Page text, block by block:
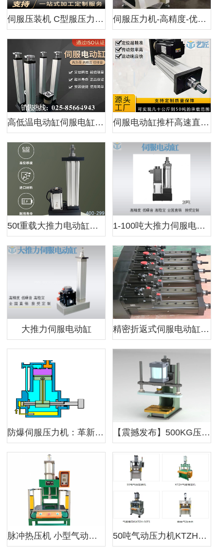
伺服压装机 C型服压力机 高精密压装 支持定制 伺服压力机-高精度-优势和优点
高低温电动缸伺服电缸电动推杆大推力直流小微型电推缸步进电机 伺服电动缸推杆高速直连折返式大推力高精度重载定制直流步进电缸
50t重载大推力电动缸直连折返强度高速精度 1-100吨大推力伺服电动缸
大推力伺服电动缸 精密折返式伺服电动缸，工业级长行程，速度位置可调
防爆伺服压力机：革新传统工业生产的安全卫士 【震撼发布】500KG压力机3D图纸大公开，机械设计界的瑰宝！
脉冲热压机 小型气动压力机 供应制造 可加工定制；气动压力机压力怎么计算出来的？ 50吨气动压力机KTZH气液增压机数控气 动冲床支持定制